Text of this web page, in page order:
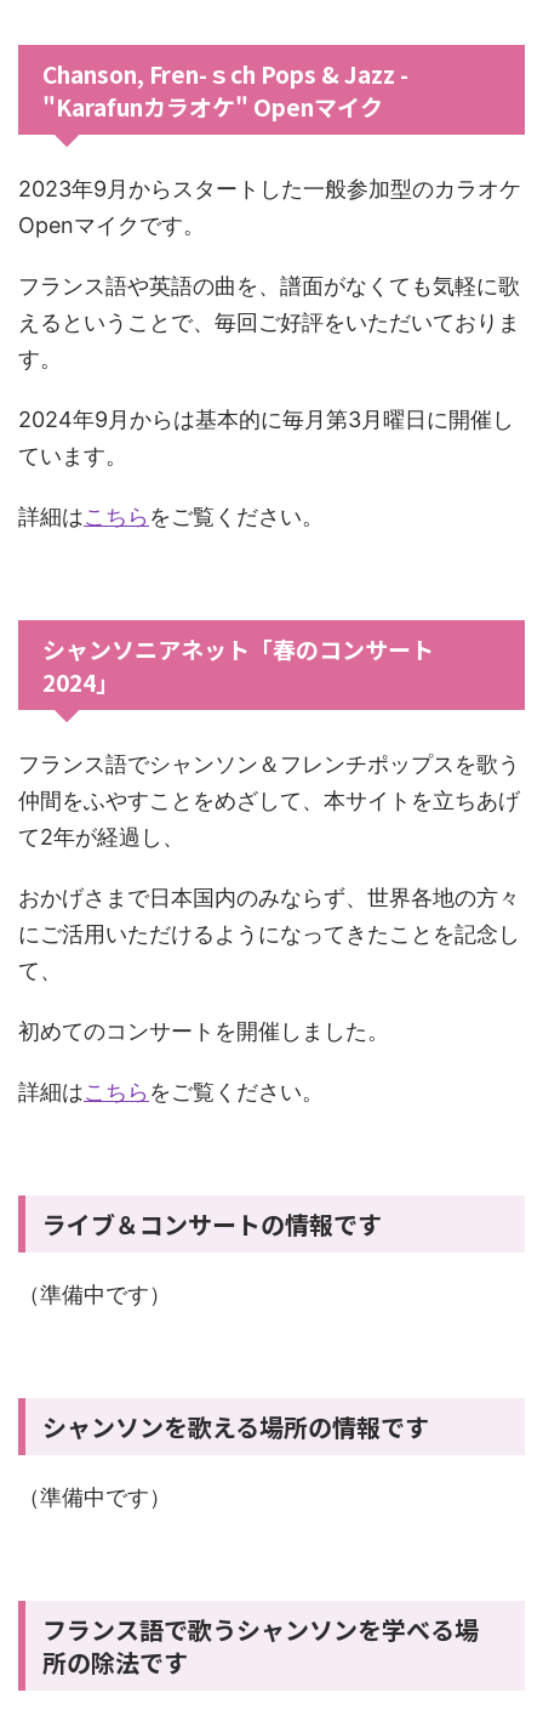
Chanson, Fren-ｓch Pops & Jazz -
"Karafunカラオケ" Openマイク
2023年9月からスタートした一般参加型のカラオケ
Openマイクです。
フランス語や英語の曲を、譜面がなくても気軽に歌
えるということで、毎回ご好評をいただいておりま
す。
2024年9月からは基本的に毎月第3月曜日に開催し
ています。
詳細はこちら をご覧ください。
シャンソニアネット「春のコンサート
2024」
フランス語でシャンソン＆フレンチポップスを歌う
仲間をふやすことをめざして、本サイトを立ちあげ
て2年が経過し、
おかげさまで日本国内のみならず、世界各地の方々
にご活用いただけるようになってきたことを記念し
て、
初めてのコンサートを開催しました。
詳細はこちら をご覧ください。
ライブ＆コンサートの情報です
（準備中です）
シャンソンを歌える場所の情報です
（準備中です）
フランス語で歌うシャンソンを学べる場
所の除法です